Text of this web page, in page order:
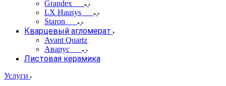
Grandex
LX Hausys
Staron
Кварцевый агломерат
Avant Quartz
Аварус
Листовая керамика
Услуги